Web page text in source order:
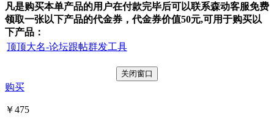
凡是购买本单产品的用户在付款完毕后可以联系森动客服免费
领取一张以下产品的代金券，代金券价值50元,可用于购买以
下产品：
顶顶大名-论坛跟帖群发工具
购买
￥475